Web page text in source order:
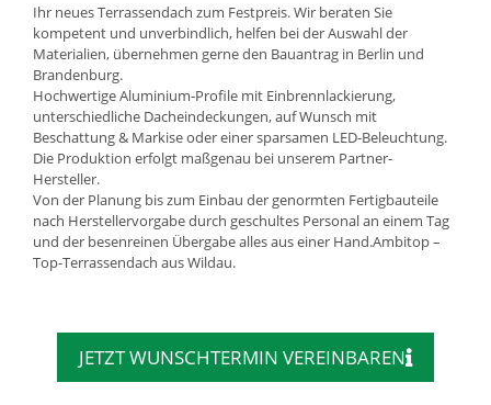
Ihr neues Terrassendach zum Festpreis. Wir beraten Sie
kompetent und unverbindlich, helfen bei der Auswahl der
Materialien, übernehmen gerne den Bauantrag in Berlin und
Brandenburg.
Hochwertige Aluminium-Profile mit Einbrennlackierung,
unterschiedliche Dacheindeckungen, auf Wunsch mit
Beschattung & Markise oder einer sparsamen LED-Beleuchtung.
Die Produktion erfolgt maßgenau bei unserem Partner-
Hersteller.
Von der Planung bis zum Einbau der genormten Fertigbauteile
nach Herstellervorgabe durch geschultes Personal an einem Tag
und der besenreinen Übergabe alles aus einer Hand.Ambitop –
Top-Terrassendach aus Wildau.
JETZT WUNSCHTERMIN VEREINBAREN